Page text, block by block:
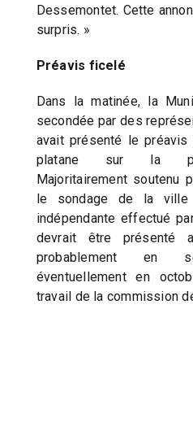
Dessemontet. Cette
surpris. »
Préavis ficelé
Dans la matinée, la
secondée par des
avait présenté le préavis
platane sur la
Majoritairement soutenu
le sondage de la
indépendante effectué
devrait être présenté
probablement en
éventuellement en
travail de la commission